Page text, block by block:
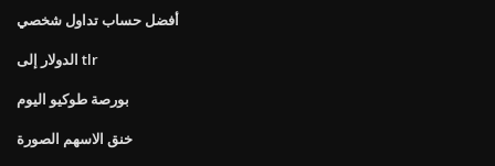
أفضل حساب تداول شخصي
الدولار إلى tlr
بورصة طوكيو اليوم
خنق الاسهم الصورة